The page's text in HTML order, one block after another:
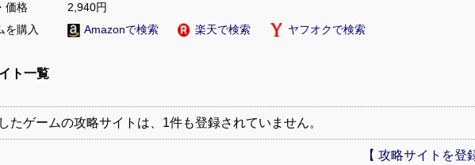
価格
2,940円
を購入
Amazonで検索 楽天で検索 ヤフオクで検索
ト一覧
たゲームの攻略サイトは、1件も登録されていません。
【 攻略サイトを登